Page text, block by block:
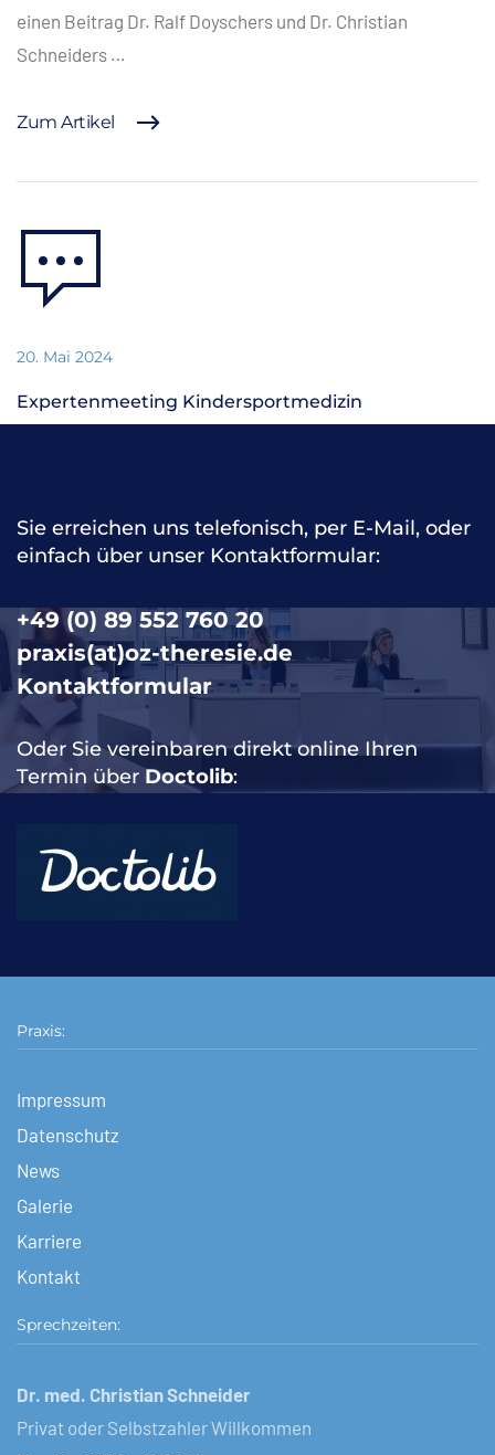
einen Beitrag Dr. Ralf Doyschers und Dr. Christian
Schneiders …
Zum Artikel
20. Mai 2024
Expertenmeeting Kindersportmedizin
Zum Artikel
Sie erreichen uns telefonisch, per E-Mail, oder
einfach über unser Kontaktformular:
+49 (0) 89 552 760 20
praxis(at)oz-theresie.de
Kontaktformular
Oder Sie vereinbaren direkt online Ihren
Termin überDoctolib:
Praxis:
Impressum
Datenschutz
News
Galerie
Karriere
Kontakt
Sprechzeiten:
Dr. med. Christian Schneider
Privat oder Selbstzahler Willkommen